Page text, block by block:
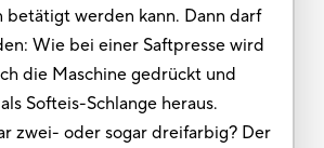
betätigt werden kann. Dann darf
Wie bei einer Saftpresse wird
die Maschine gedrückt und
Softeis-Schlange heraus.
zwei- oder sogar dreifarbig? Der